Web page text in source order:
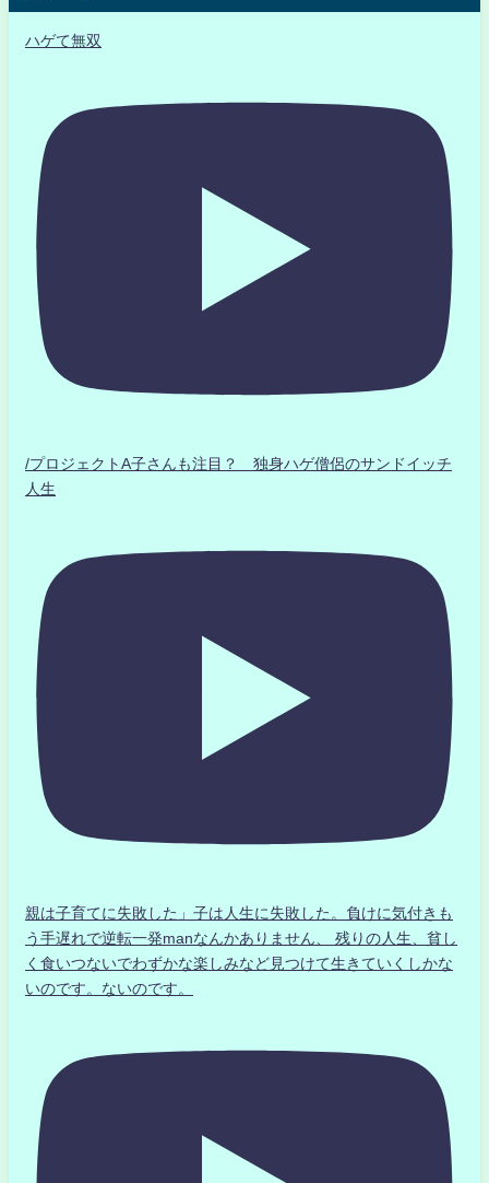
ハゲて無双
/プロジェクトA子さんも注目？ 独身ハゲ僧侶のサンドイッチ
人生
親は子育てに失敗した」子は人生に失敗した。負けに気付きも
う手遅れで逆転一発manなんかありません、 残りの人生、貧し
く食いつないでわずかな楽しみなど見つけて生きていくしかな
いのです。ないのです。